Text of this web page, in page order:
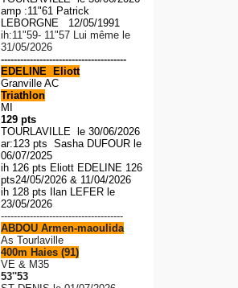
amp :11"61 Patrick
LEBORGNE 12/05/1991
ih:11"59- 11"57 Lui même le
31/05/2026
---------------------------------------
EDELINE Eliott
Granville AC
Triathlon
MI
129 pts
TOURLAVILLE le 30/06/2026
ar:123 pts Sasha DUFOUR le
06/07/2025
ih 126 pts Eliott EDELINE 126
pts24/05/2026 & 11/04/2026
ih 128 pts Ilan LEFER le
23/05/2026
--------------------------------------
ABDOU Armen-maoulida
As Tourlaville
400m Haies (91)
VE & M35
53''53